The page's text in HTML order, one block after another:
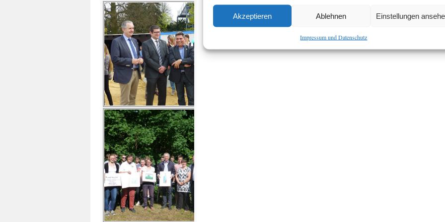
Akzeptieren Ablehnen Einstellungen
Impressum und Datenschutz